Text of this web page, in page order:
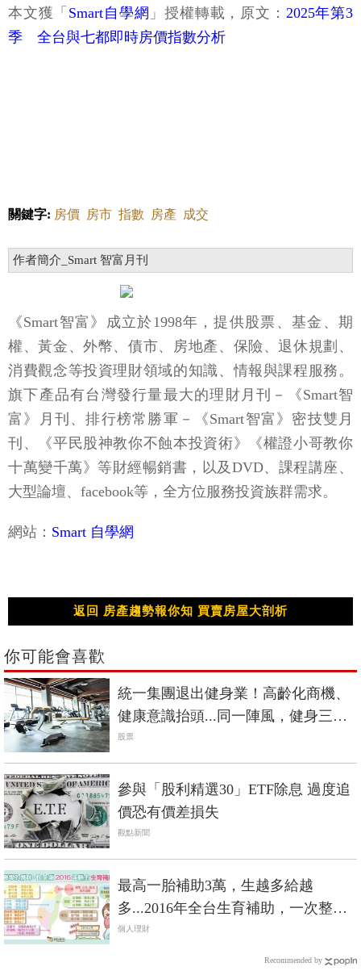
本文獲「 Smart自學網 」授權轉載，原文： 2025年第3
季 全台與七都即時房價指數分析
關鍵字: 房價 房市 指數 房產 成交
作者簡介_Smart 智富月刊
《Smart智富》成立於1998年，提供股票、基金、期
權、黃金、外幣、債市、房地產、保險、退休規劃、
消費觀念等投資理財領域的知識、情報與課程服務。
旗下產品有台灣發行量最大的理財月刊－《Smart智
富》月刊、排行榜常勝軍－《Smart智富》密技雙月
刊、《平民股神教你不蝕本投資術》《權證小哥教你
十萬變千萬》等財經暢銷書，以及DVD、課程講座、
大型論壇、facebook等，全方位服務投資族群需求。
網站： Smart 自學網
返回 房產趨勢報你知 買賣房屋大剖析
你可能會喜歡
統一集團退出健身業！高齡化商機、
健康意識抬頭...同一陣風，健身三巨
頭命運大不同？
股票
參與「股利精選30」ETF除息 過度追
價恐有價差損失
觀點新聞
最高一胎補助3萬，生越多給越
多...2016年全台生育補助，一次整理
好給你看！
個人理財
Recommended by